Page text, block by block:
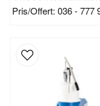
Pris/Offert: 036 - 777